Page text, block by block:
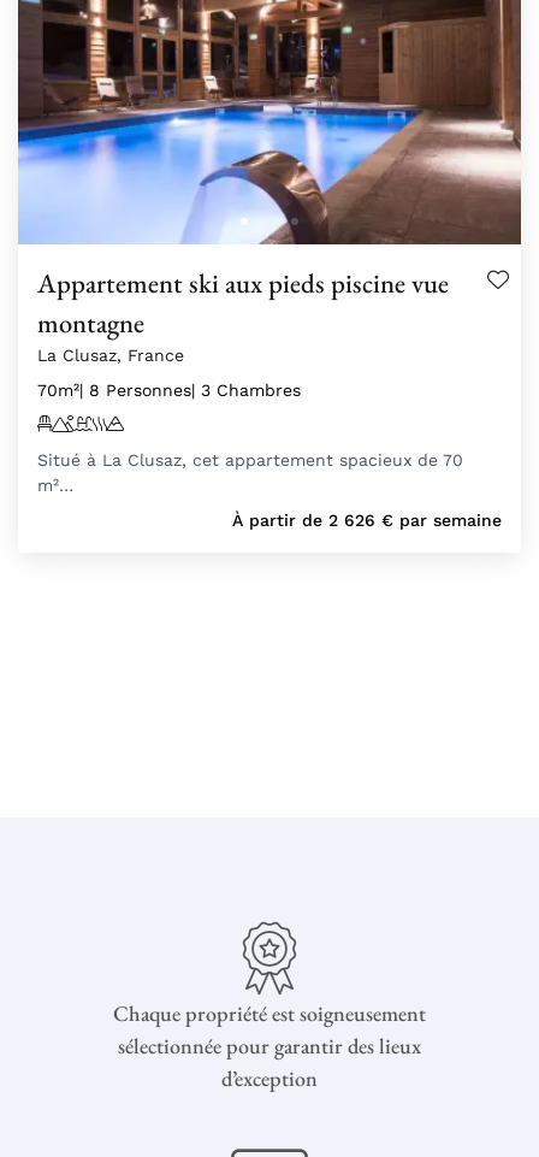
Appartement ski aux pieds piscine vue
montagne
La Clusaz, France
70m²| 8 Personnes| 3 Chambres
Situé à La Clusaz, cet appartement spacieux de 70
m²…
À partir de 2 626 € par semaine
Chaque propriété est soigneusement
sélectionnée pour garantir des lieux
d’exception